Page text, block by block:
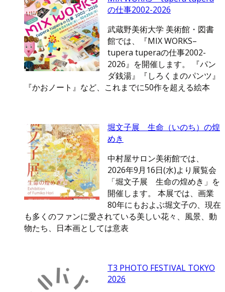
の仕事2002-2026
武蔵野美術大学 美術館・図書
館では、『MIX WORKS–
tupera tuperaの仕事2002-
2026』を開催します。 『パン
ダ銭湯』『しろくまのパンツ』
『かおノート』など、これまでに50作を超える絵本
堀文子展 生命（いのち）の煌
めき
中村屋サロン美術館では、
2026年9月16日(水)より展覧会
「堀文子展 生命の煌めき」を
開催します。 本展では、画業
80年にもおよぶ堀文子の、現在
も多くのファンに愛されている美しい花々、風景、動
物たち、日本画としては意表
T3 PHOTO FESTIVAL TOKYO
2026